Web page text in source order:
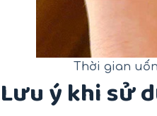
Thời gian
Lưu ý khi sử